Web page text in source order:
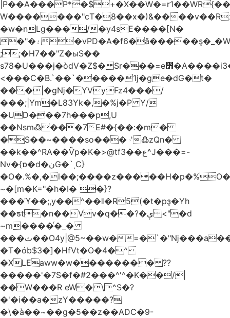
W�������"ϲT�8��x�)&��
�w�nLg���/�y4sE����[N�
�"�۽�vPD�A�f6�ă�����ş�_�W]�y�����N���
;;�H7��"Z�ыS��
s78�U���j�òdV�Z$� Sr���=e׻�A����i3�J�T�xDq2F\<����<⡛��+Zn�z� ss���tⵚÑ5��n(Rh����~�0��!
<���C�B.`��`�����1j�ge�dG�t�
���|�gǋ�YVyFz4���/
���;|Ym�L83Yk�,�%j�P Y/
�UD���7h���p,U
��Nsm߷���7E#�{��:�m�
�S��~����so��� ˒'߷zQn�
��k��^RA��Ѷp�K�>@tf3��ع^J���=-
Nv�{ɒ�d�نG�`ͺC}
~�[m�K="�h�I� �}?
���ϓ��;,y��^��ǁ�R5(�t�pҙ�Υh
��ƽt�n��Vv�q��?�ې <"�d
~m����ͬ�_�
���ث��O4y|@5~��w�=�`�"ǋ���a��^�a�9՗Ϊ��=B<�cT
�T�ób$3�]�HfVt�O�4�^
�XLEaww�w�������� ??
�����'�7S�f�#2���^'^�K��/|
��W���R eW�\^S�?
�'�i��a�zY�����?
�\�à��~��g�5��z��ADC�9-